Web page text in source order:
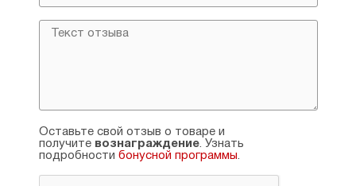
Идет работа над фреской — 95
▪ Любовь милосердствует — 112
Оставьте свой отзыв о товаре и
получите вознаграждение. Узнать
подробности бонусной программы.